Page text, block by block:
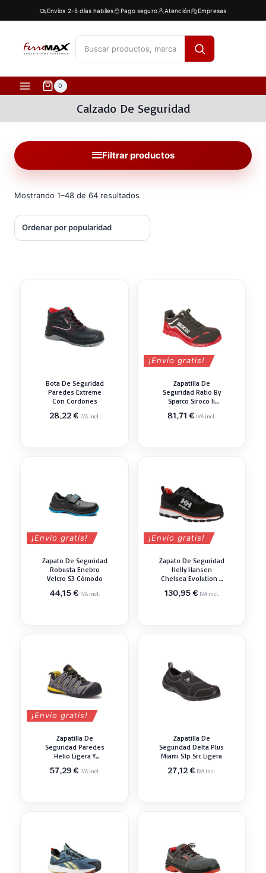
al
contenido
Envíos 2-5 días habíles Pago seguro Atención Empresas
0
Calzado De Seguridad
Filtrar productos
Mostrando 1–48 de 64 resultados
Bota De Seguridad
Paredes Extreme
Con Cordones
28,22€ IVA incl.
¡Envio gratis!
Zapatilla De
Seguridad Ratio By
Sparco Siroco Ii
81,71€ IVA incl.
¡Envio gratis!
Zapato De Seguridad
Robusta Enebro
Velcro S3 Cómodo
44,15€ IVA incl.
¡Envio gratis!
Zapato De Seguridad
Helly Hansen
Chelsea Evolution 2
130,95€ IVA incl.
¡Envio gratis!
Zapatilla De
Seguridad Paredes
Helio Ligera Y
57,29€ IVA incl.
Zapatilla De
Seguridad Delta Plus
Miami S1p Src Ligera
27,12€ IVA incl.